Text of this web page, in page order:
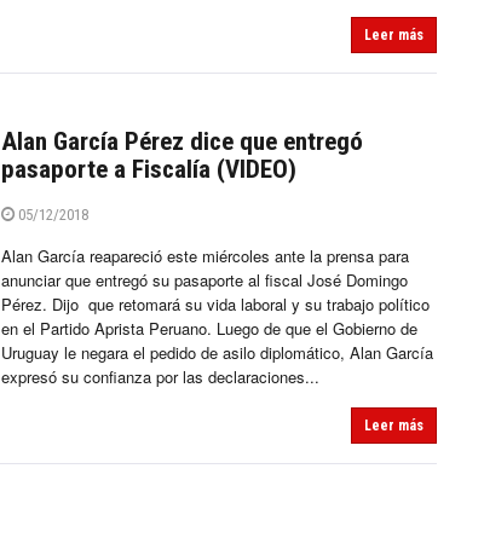
Leer más
Alan García Pérez dice que entregó
pasaporte a Fiscalía (VIDEO)
05/12/2018
Alan García reapareció este miércoles ante la prensa para
anunciar que entregó su pasaporte al fiscal José Domingo
Pérez. Dijo que retomará su vida laboral y su trabajo político
en el Partido Aprista Peruano. Luego de que el Gobierno de
Uruguay le negara el pedido de asilo diplomático, Alan García
expresó su confianza por las declaraciones...
Leer más